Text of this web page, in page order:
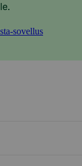
sovellus